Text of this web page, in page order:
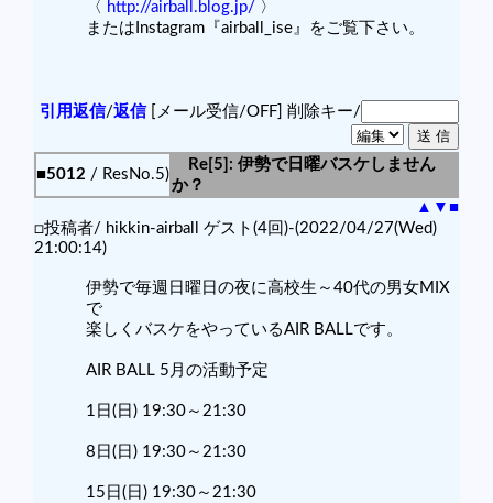
〈 http://airball.blog.jp/ 〉
またはInstagram『airball_ise』をご覧下さい。
引用返信/返信[メール受信/OFF] 削除キー/
■5012 / ResNo.5)
Re[5]: 伊勢で日曜バスケしません
か？
▲ ▼ ■
□投稿者/ hikkin-airball ゲスト(4回)-(2022/04/27(Wed)
21:00:14)
伊勢で毎週日曜日の夜に高校生～40代の男女MIX
で
楽しくバスケをやっているAIR BALLです。
AIR BALL 5月の活動予定
1日(日) 19:30～21:30
8日(日) 19:30～21:30
15日(日) 19:30～21:30